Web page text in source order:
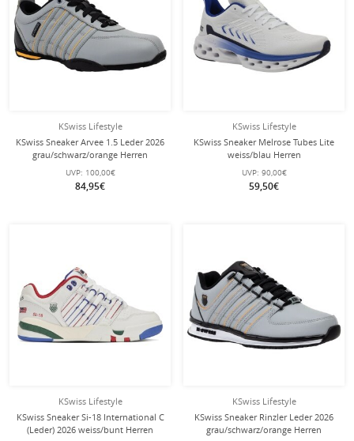
KSwiss Lifestyle
KSwiss Sneaker Arvee 1.5 Leder 2026
grau/schwarz/orange Herren
UVP: 100,00€
84,95€
KSwiss Lifestyle
KSwiss Sneaker Melrose Tubes Lite
weiss/blau Herren
UVP: 90,00€
59,50€
KSwiss Lifestyle
KSwiss Sneaker Si-18 International C
(Leder) 2026 weiss/bunt Herren
KSwiss Lifestyle
KSwiss Sneaker Rinzler Leder 2026
grau/schwarz/orange Herren